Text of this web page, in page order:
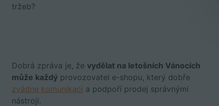
tržeb?
Dobrá zpráva je, že vydělat na letošních Vánocích
může každý provozovatel e-shopu, který dobře
zvádne komunikaci a podpoří prodej správnými
nástroji.